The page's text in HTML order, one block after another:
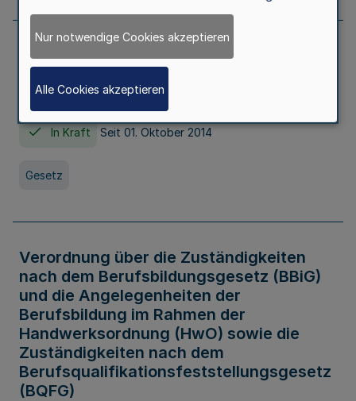
Gesetz über die Hochschulen des Landes
Nordrhein-Westfalen (Hochschulgesetz -
HG)
In Kraft Seit 01. Oktober 2014
Gesetz
Verordnung über die Zuständigkeiten
nach dem Berufsbildungsgesetz (BBiG)
und die Angelegenheiten der
Berufsbildung im Rahmen der
Handwerksordnung (HwO) sowie die
Zuständigkeiten nach dem
Berufsqualifikationsfeststellungsgesetz
(BQFG)
Nur notwendige Cookies akzeptieren
Alle Cookies akzeptieren